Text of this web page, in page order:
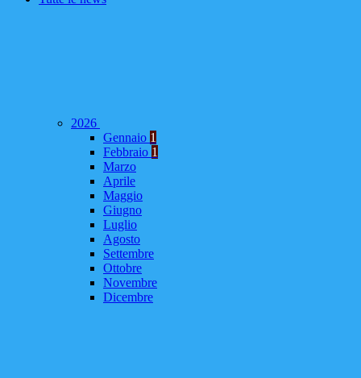
2026
Gennaio 1
Febbraio 1
Marzo
Aprile
Maggio
Giugno
Luglio
Agosto
Settembre
Ottobre
Novembre
Dicembre